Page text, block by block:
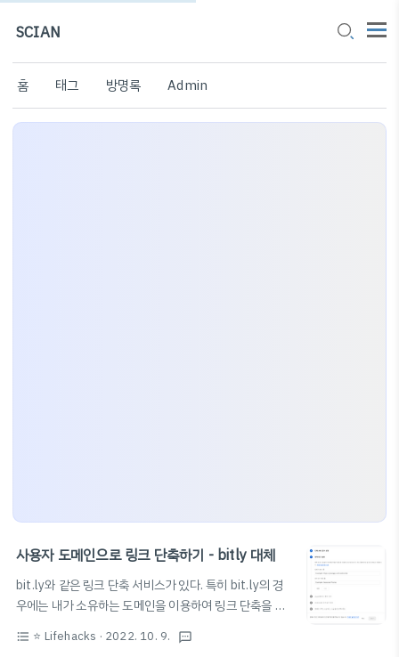
SCIAN
홈 태그 방명록 Admin
사용자 도메인으로 링크 단축하기 - bitly 대체
bit.ly와 같은 링크 단축 서비스가 있다. 특히 bit.ly의 경
우에는 내가 소유하는 도메인을 이용하여 링크 단축을 하
소가 이미 사용되고 있을 경우 이를 다시 사용할 수 없다.
format_list_bulleted ⭐️ Lifehacks · 2022. 10. 9. textsms